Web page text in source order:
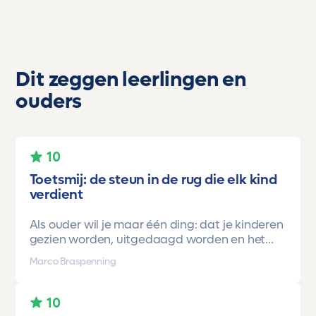
Dit zeggen leerlingen en
ouders
10
Toetsmij: de steun in de rug die elk kind
verdient
Als ouder wil je maar één ding: dat je kinderen
gezien worden, uitgedaagd worden en het
vertrouwen krijgen dat ze méér kunnen dan ze
zelf soms denken. Voor ons is Toetsmij daarin
Marco Braspenning
10